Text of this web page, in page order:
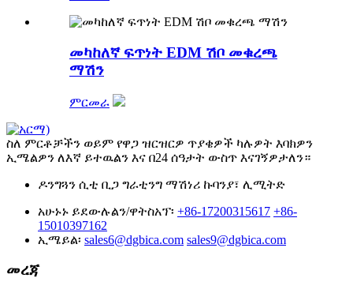
መካከለኛ ፍጥነት EDM ሽቦ መቁረጫ
ማሽን
ምርመራ
ስለ ምርቶቻችን ወይም የዋጋ ዝርዝርዎ ጥያቄዎች ካሉዎት እባክዎን
ኢሜልዎን ለእኛ ይተዉልን እና በ24 ሰዓታት ውስጥ እናገኝዎታለን።
ዶንግጓን ሲቲ ቢጋ ግራቲንግ ማሽነሪ ኩባንያ፣ ሊሚትድ
አሁኑኑ ይደውሉልን/ዋትስአፕ፡ +86-17200315617 +86-
15010397162
ኢሜይል፡ sales6@dgbica.com sales9@dgbica.com
መረጃ